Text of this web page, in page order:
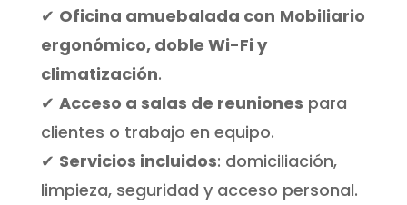
✔ Oficina amuebalada con Mobiliario
ergonómico, doble Wi-Fi y
climatización.
✔ Acceso a salas de reuniones para
clientes o trabajo en equipo.
✔ Servicios incluidos: domiciliación,
limpieza, seguridad y acceso personal.